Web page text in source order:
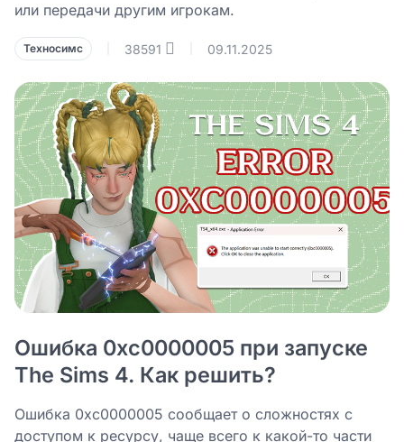
или передачи другим игрокам.
Техносимс 38591 09.11.2025
Ошибка 0xc0000005 при запуске
The Sims 4. Как решить?
Ошибка 0xc0000005 сообщает о сложностях с
доступом к ресурсу, чаще всего к какой-то части